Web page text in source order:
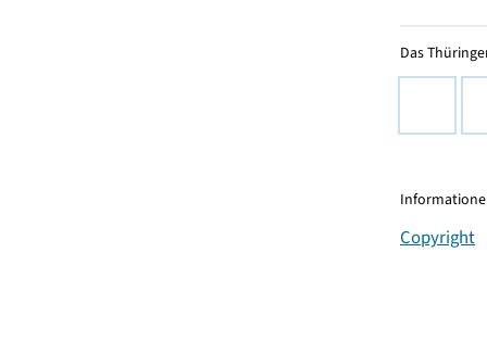
Das
Copyright